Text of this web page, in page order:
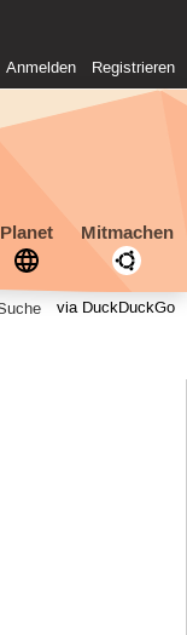
Anmelden Registrieren
Planet Mitmachen
via DuckDuckGo